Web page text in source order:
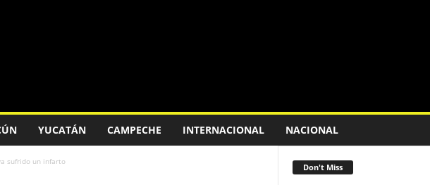
YUCATÁN CAMPECHE INTERNACIONAL NACIONAL
sufrido un infarto
Don't Miss